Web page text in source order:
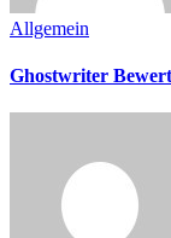
Allgemein
Ghostwriter